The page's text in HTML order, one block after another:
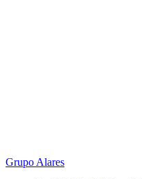
Grupo Alares